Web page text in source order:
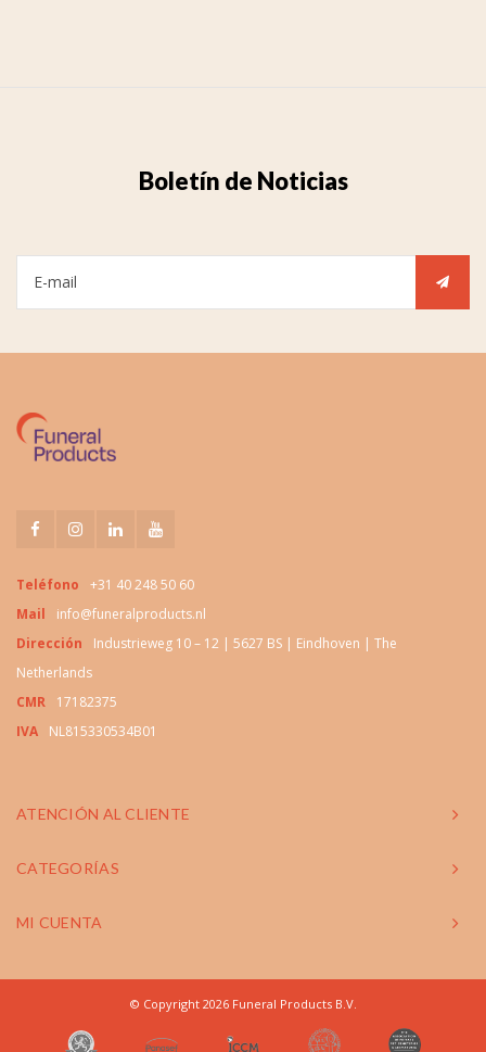
Boletín de Noticias
Teléfono
+31 40 248 50 60
Mail
info@funeralproducts.nl
Dirección
Industrieweg 10 – 12 | 5627 BS | Eindhoven | The
Netherlands
CMR
17182375
IVA
NL815330534B01
ATENCIÓN AL CLIENTE
CATEGORÍAS
MI CUENTA
© Copyright 2026 Funeral Products B.V.